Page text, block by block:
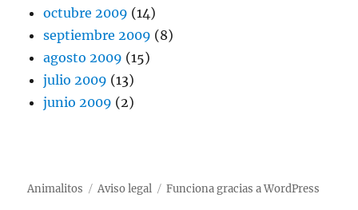
octubre 2009 (14)
septiembre 2009 (8)
agosto 2009 (15)
julio 2009 (13)
junio 2009 (2)
Animalitos Aviso legal Funciona gracias a WordPress